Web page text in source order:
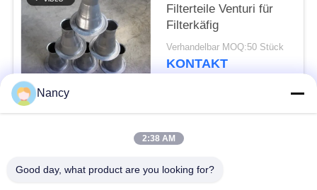
Filterteile Venturi für
Filterkäfig
Verhandelbar MOQ:50 Stück
KONTAKT
Staubsammelfilterbeutel Aramidfilterbeutel
Nancy
2:38 AM
Good day, what product are you looking for?